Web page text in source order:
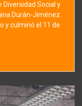
Diversidad Social y
Durán-Jiménez.
y culminó el 11 de